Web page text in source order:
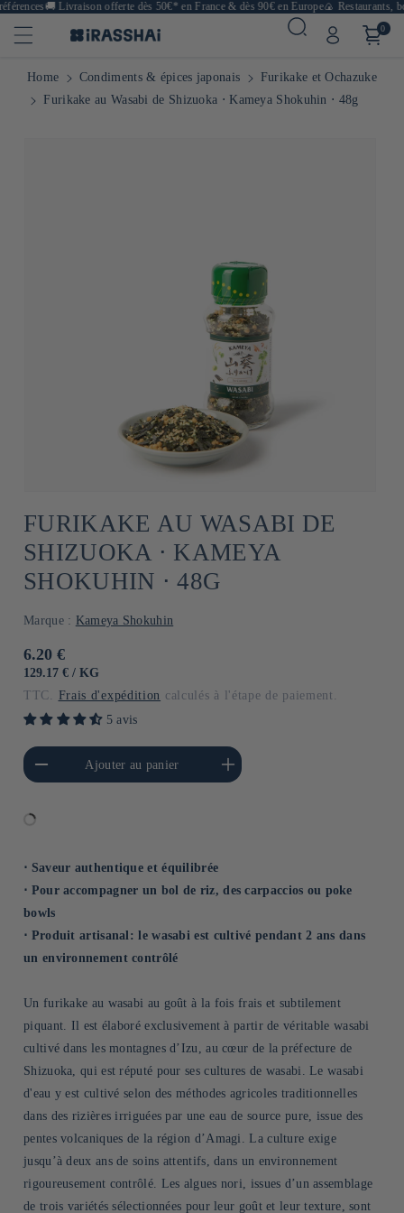
🚚Livraison offerte dès 50€* en France & dès 90€ en Europe🍙 Restaurants,
0
Home Condiments & épices japonais
Furikake et Ochazuke
Furikake au Wasabi de Shizuoka ⋅ Kameya Shokuhin ⋅ 48g
FURIKAKE AU WASABI DE
SHIZUOKA ⋅ KAMEYA
SHOKUHIN ⋅ 48G
Marque : Kameya Shokuhin
Prix
habituel
6.20 €
PRIX
129.17 € / PAR
KG
TTC. Frais d'expédition calculés à l'étape de paiement.
5 avis
quantité de Default
Title
Ajouter au panier
Augmenter la quantité de
Default Title
⋅ Saveur authentique et équilibrée
⋅ Pour accompagner un bol de riz, des carpaccios ou poke
bowls
⋅ Produit artisanal: le wasabi est cultivé pendant 2 ans dans
un environnement contrôlé
Un furikake au wasabi au goût à la fois frais et subtilement
piquant. Il est élaboré exclusivement à partir de véritable wasabi
cultivé dans les montagnes d’Izu, au cœur de la préfecture de
Shizuoka, qui est réputé pour ses cultures de wasabi. Le wasabi
d'eau y est cultivé selon des méthodes agricoles traditionnelles
dans des rizières irriguées par une eau de source pure, issue des
pentes volcaniques de la région d’Amagi. La culture exige
jusqu’à deux ans de soins attentifs, dans un environnement
rigoureusement contrôlé. Les algues nori, issues d’un assemblage
de trois variétés sélectionnées pour leur goût et leur texture, sont